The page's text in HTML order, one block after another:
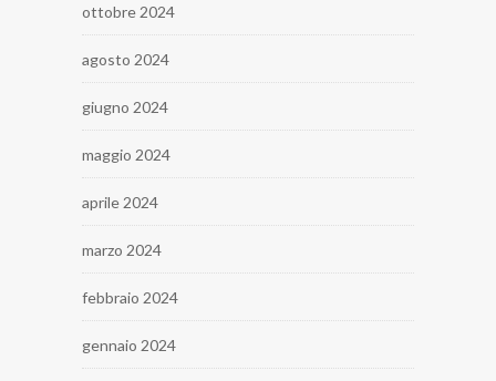
ottobre 2024
agosto 2024
giugno 2024
maggio 2024
aprile 2024
marzo 2024
febbraio 2024
gennaio 2024